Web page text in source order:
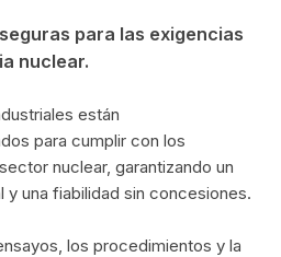
para las exigencias
nuclear.
están
para cumplir con los
nuclear, garantizando un
una fiabilidad sin concesiones.
los procedimientos y la